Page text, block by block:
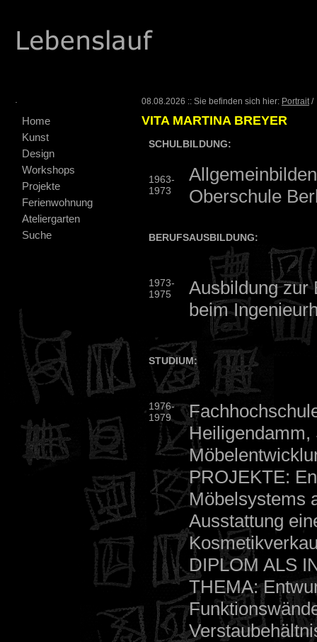
Home
Kunst
Design
Workshops
Projekte
Ferienwohnung
Ateliergarten
Suche
08.08.2026 :: Sie befinden sich hier: Portrait/
VITA MARTINA BREYER
SCHULBILDUNG:
1963-
1973
Oberschule
BERUFSAUSBILDUNG:
1973-
1975
Ausbildung zur
beim
STUDIUM:
1976-
1979
PROJEKTE:
Möbelsystems
Ausstattung
DIPLOM ALS
THEMA: